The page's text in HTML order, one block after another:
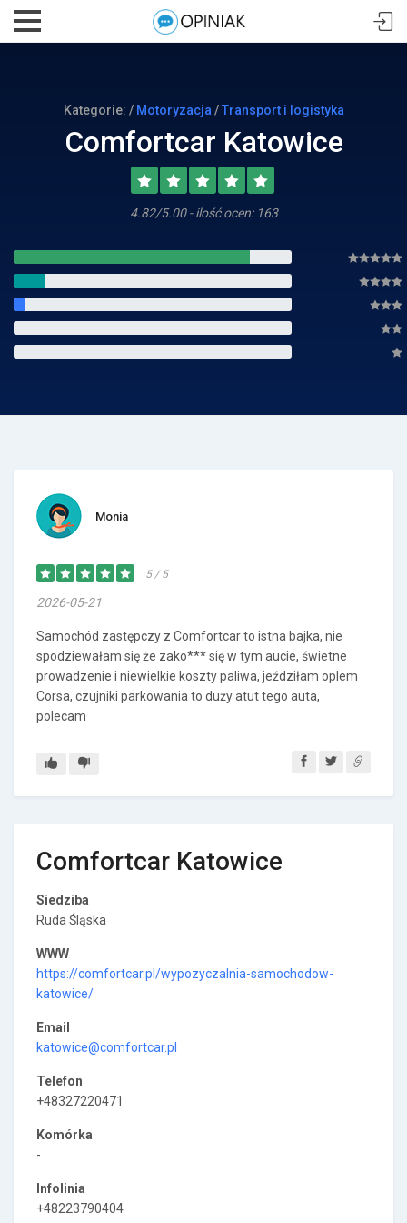
Kategorie: / Motoryzacja /Transport i logistyka
Comfortcar Katowice
4.82/5.00 - ilość ocen: 163
Monia
5 / 5
2026-05-21
Samochód zastępczy z Comfortcar to istna bajka, nie
spodziewałam się że zako*** się w tym aucie, świetne
prowadzenie i niewielkie koszty paliwa, jeździłam oplem
Corsa, czujniki parkowania to duży atut tego auta,
polecam
Comfortcar Katowice
Siedziba
Ruda Śląska
WWW
https://comfortcar.pl/wypozyczalnia-samochodow-
katowice/
Email
katowice@comfortcar.pl
Telefon
+48327220471
Komórka
-
Infolinia
+48223790404